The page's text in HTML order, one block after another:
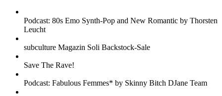
Podcast: 80s Emo Synth-Pop and New Romantic by Thorsten
Leucht
subculture Magazin Soli Backstock-Sale
Save The Rave!
Podcast: Fabulous Femmes* by Skinny Bitch DJane Team